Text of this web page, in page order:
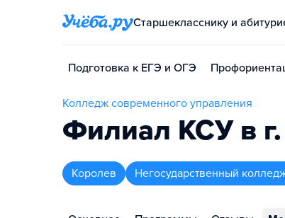
Старшекласснику и
Подготовка к ЕГЭ и ОГЭ
Колледж современного управления
Филиал КСУ в
Королев Негосударственный